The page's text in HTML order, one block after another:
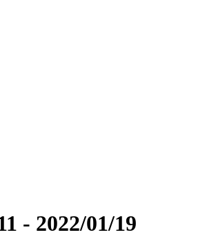
- 2022/01/19